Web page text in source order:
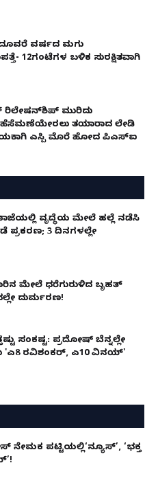
ವರ್ಷದ ಮಗು
12ಗಂಟೆಗಳ ಬಳಿಕ ಸುರಕ್ಷಿತವಾಗಿ
ರಿಲೇಷನ್‌ಶಿಪ್ ಮುರಿದು
ಹೆಸೆಮಣೆಯೇರಲು ತಯಾರಾದ ಲೇಡಿ
ಎಸ್ಪಿ ಮೊರೆ ಹೋದ ಪಿಎಸ್ಐ
ವೃದ್ಧೆಯ ಮೇಲೆ ಹಲ್ಲೆ ನಡೆಸಿ
3 ದಿನಗಳಲ್ಲೇ
ಮೇಲೆ ಧರೆಗುರುಳಿದ ಬೃಹತ್
ದುರ್ಮರಣ!
ಸಂಕಷ್ಟ: ಪ್ರದೋಷ್ ಬೆನ್ನಲ್ಲೇ
'ಎ8 ರವಿಶಂಕರ್, ಎ10 ವಿನಯ್'
ನೇಮಕ ಪಟ್ಟಿಯಲ್ಲಿ‘ನ್ಯೂಸ್’, ‘ಭಕ್ತ